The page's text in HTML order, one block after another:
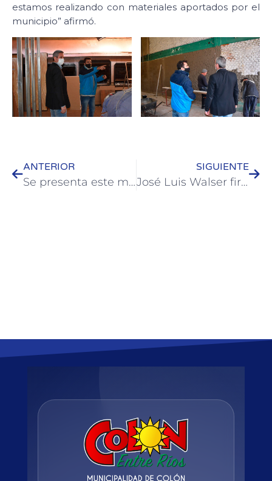
estamos realizando con materiales aportados por el
municipio” afirmó.
ANTERIOR
Se presenta este miércoles en Colón una obra orientada a las infancias
SIGUIENTE
José Luis Walser firmó el convenio para construir veredas por más de $30 millones